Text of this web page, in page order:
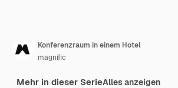
Konferenzraum in einem Hotel
magnific
Mehr in dieser SerieAlles anzeigen